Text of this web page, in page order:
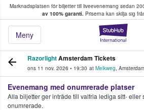
Marknadsplatsen för biljetter till liveevenemang sedan
av 100% garanti. Priserna kan skilja sig
Meny
köper och säljer
RazorlightAmsterdam Tickets
ons 11 nov. 2026 • 19:30 at Melkweg,
Evenemang med onumrerade platser
Alla biljetter ger inträde till valfria lediga sitt- eller
onumrerade.